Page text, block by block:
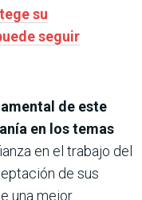
su
seguir
de este
en los temas
en el trabajo del
de sus
una mejor